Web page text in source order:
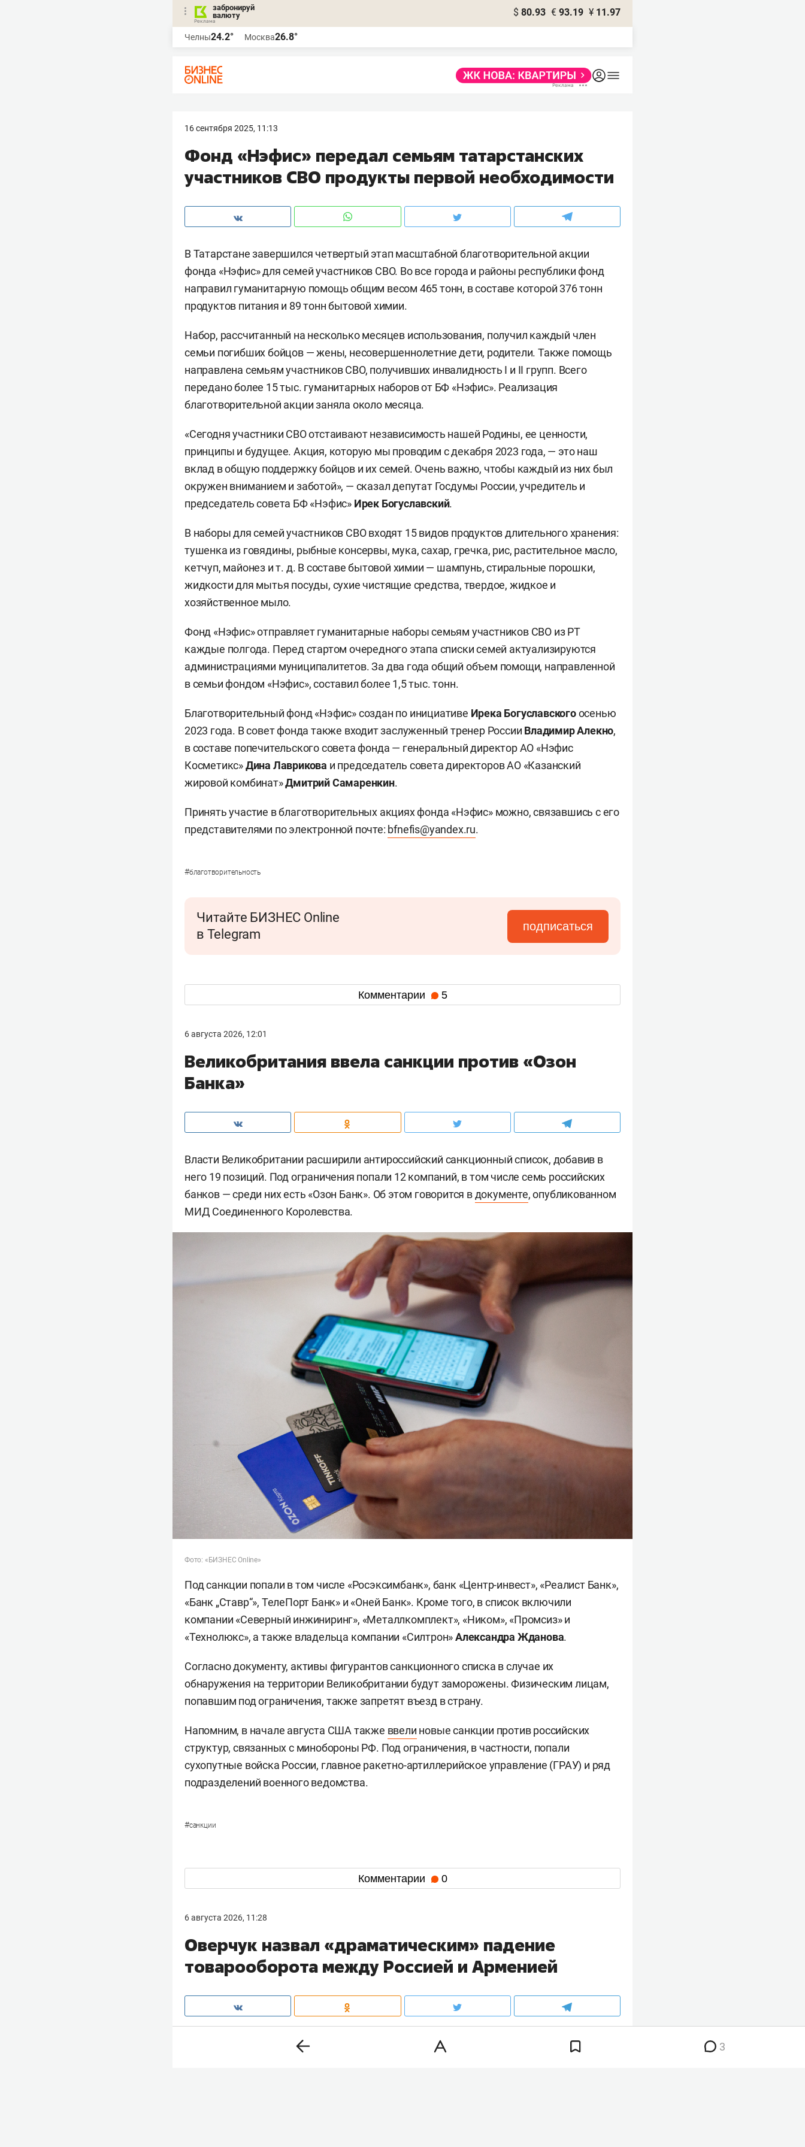
забронируй
валюту
$ 80.93 € 93.19 ¥ 11.97
Челны24.2° Москва26.8°
16 сентября 2025, 11:13
Фонд «Нэфис» передал семьям татарстанских
участников СВО продукты первой необходимости
В Татарстане завершился четвертый этап масштабной благотворительной акции
фонда «Нэфис» для семей участников СВО. Во все города и районы республики фонд
направил гуманитарную помощь общим весом 465 тонн, в составе которой 376 тонн
продуктов питания и 89 тонн бытовой химии.
Набор, рассчитанный на несколько месяцев использования, получил каждый член
семьи погибших бойцов — жены, несовершеннолетние дети, родители. Также помощь
направлена семьям участников СВО, получивших инвалидность I и II групп. Всего
передано более 15 тыс. гуманитарных наборов от БФ «Нэфис». Реализация
благотворительной акции заняла около месяца.
«Сегодня участники СВО отстаивают независимость нашей Родины, ее ценности,
принципы и будущее. Акция, которую мы проводим с декабря 2023 года, — это наш
вклад в общую поддержку бойцов и их семей. Очень важно, чтобы каждый из них был
окружен вниманием и заботой», — сказал депутат Госдумы России, учредитель и
председатель совета БФ «Нэфис» Ирек Богуславский.
В наборы для семей участников СВО входят 15 видов продуктов длительного хранения:
тушенка из говядины, рыбные консервы, мука, сахар, гречка, рис, растительное масло,
кетчуп, майонез и т. д. В составе бытовой химии — шампунь, стиральные порошки,
жидкости для мытья посуды, сухие чистящие средства, твердое, жидкое и
хозяйственное мыло.
Фонд «Нэфис» отправляет гуманитарные наборы семьям участников СВО из РТ
каждые полгода. Перед стартом очередного этапа списки семей актуализируются
администрациями муниципалитетов. За два года общий объем помощи, направленной
в семьи фондом «Нэфис», составил более 1,5 тыс. тонн.
Благотворительный фонд «Нэфис» создан по инициативе Ирека Богуславскогоосенью
2023 года. В совет фонда также входит заслуженный тренер России Владимир Алекно,
в составе попечительского совета фонда — генеральный директор АО «Нэфис
Косметикс»Дина Лаврикова и председатель совета директоров АО «Казанский
жировой комбинат»Дмитрий Самаренкин.
Принять участие в благотворительных акциях фонда «Нэфис» можно, связавшись с его
представителями по электронной почте: bfnefis@yandex.ru.
#благотворительность
Читайте БИЗНЕС Online
в Telegram
подписаться
Комментарии 5
6 августа 2026, 12:01
Великобритания ввела санкции против «Озон
Банка»
Власти Великобритании расширили антироссийский санкционный список, добавив в
него 19 позиций. Под ограничения попали 12 компаний, в том числе семь российских
банков — среди них есть «Озон Банк». Об этом говорится вдокументе, опубликованном
МИД Соединенного Королевства.
Фото: «БИЗНЕС Online»
Под санкции попали в том числе «Росэксимбанк», банк «Центр-инвест», «Реалист Банк»,
«Банк „Ставр“», ТелеПорт Банк» и «Оней Банк». Кроме того, в список включили
компании «Северный инжиниринг», «Металлкомплект», «Ником», «Промсиз» и
«Технолюкс», а также владельца компании «Силтрон»Александра Жданова.
Согласно документу, активы фигурантов санкционного списка в случае их
обнаружения на территории Великобритании будут заморожены. Физическим лицам,
попавшим под ограничения, также запретят въезд в страну.
Напомним, в начале августа США также ввели новые санкции против российских
структур, связанных с минобороны РФ. Под ограничения, в частности, попали
сухопутные войска России, главное ракетно-артиллерийское управление (ГРАУ) и ряд
подразделений военного ведомства.
#санкции
Комментарии 0
6 августа 2026, 11:28
Оверчук назвал «драматическим» падение
товарооборота между Россией и Арменией
Товарооборот России и Армении в 2026 году «драматически» сократился примерно на
3